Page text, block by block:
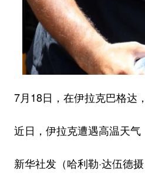
7月18日，在伊拉克巴格达，
近日，伊拉克遭遇高温天气
新华社发（哈利勒·达伍德摄